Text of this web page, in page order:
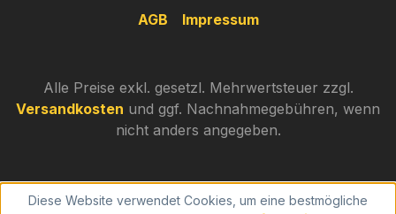
AGB
Impressum
Alle Preise exkl. gesetzl. Mehrwertsteuer zzgl.
Versandkosten und ggf. Nachnahmegebühren, wenn
nicht anders angegeben.
Diese Website verwendet Cookies, um eine bestmögliche